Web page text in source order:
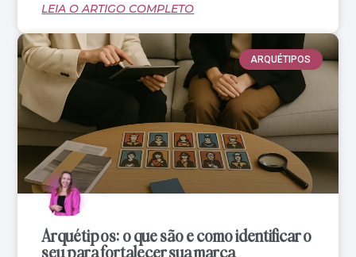
LEIA O ARTIGO COMPLETO
ARQUÉTIPOS
Arquétipos: o que são e como identificar o